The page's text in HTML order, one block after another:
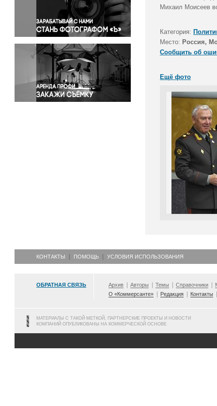
Правосудие
Происшествия и конфликты
Религия
Светская жизнь
Спорт
Экология
Экономика и бизнес
Михаил Моисеев
Категория:
Место: Россия,
Сообщить об
Ещё фото
КОНТАКТЫ ПОМОЩЬ УСЛОВИЯ ИСПОЛЬЗОВАНИЯ
ОБРАТНАЯ СВЯЗЬ Архив Авторы Темы Справочники
О «Коммерсанте»
Редакция Контакты
МАТЕРИАЛЫ С ТАКОЙ МЕТКОЙ, ПАРТНЕРСКИЕ ПРОЕКТЫ И НОВОСТИ
КОМПАНИЙ ОПУБЛИКОВАНЫ НА КОММЕРЧЕСКОЙ ОСНОВЕ